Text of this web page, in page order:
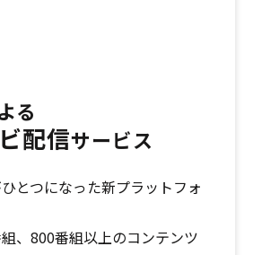
る
配信サービス
とつになった新プラットフォ
、800番組以上のコンテンツ